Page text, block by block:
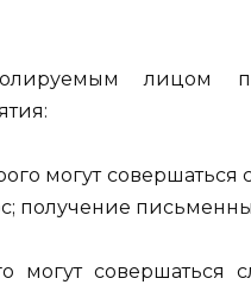
лицом
могут
получение
могут совершаться